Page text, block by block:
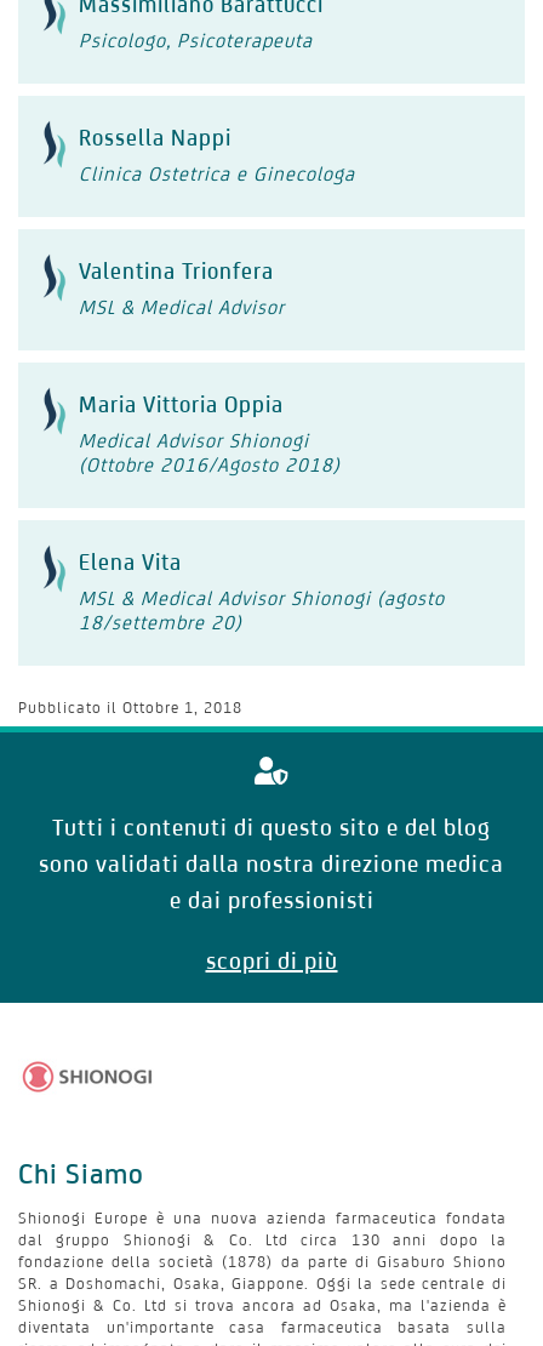
Psicologo, Psicoterapeuta
Rossella Nappi
Clinica Ostetrica e Ginecologa
Valentina Trionfera
MSL & Medical Advisor
Maria Vittoria Oppia
Medical Advisor Shionogi
(Ottobre 2016/Agosto 2018)
Elena Vita
MSL & Medical Advisor Shionogi (agosto
18/settembre 20)
Pubblicato il Ottobre 1, 2018
Tutti i contenuti di questo sito e del blog
sono validati dalla nostra direzione medica
e dai professionisti
scopri di più
Chi Siamo
Shionogi Europe è una nuova azienda farmaceutica fondata
dal gruppo Shionogi & Co. Ltd circa 130 anni dopo la
fondazione della società (1878) da parte di Gisaburo Shiono
SR. a Doshomachi, Osaka, Giappone. Oggi la sede centrale di
Shionogi & Co. Ltd si trova ancora ad Osaka, ma l'azienda è
diventata un'importante casa farmaceutica basata sulla